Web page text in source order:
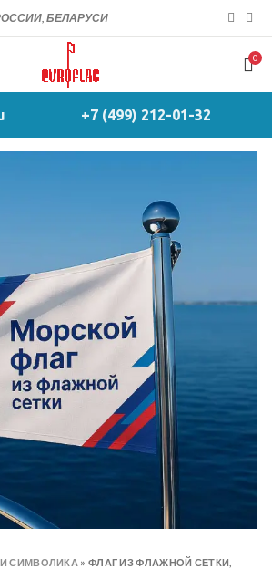
БЕЛАРУСИ
0
+7 (499) 212-01-32
СИМВОЛИКА » ФЛАГ ИЗ ФЛАЖНОЙ СЕТКИ,